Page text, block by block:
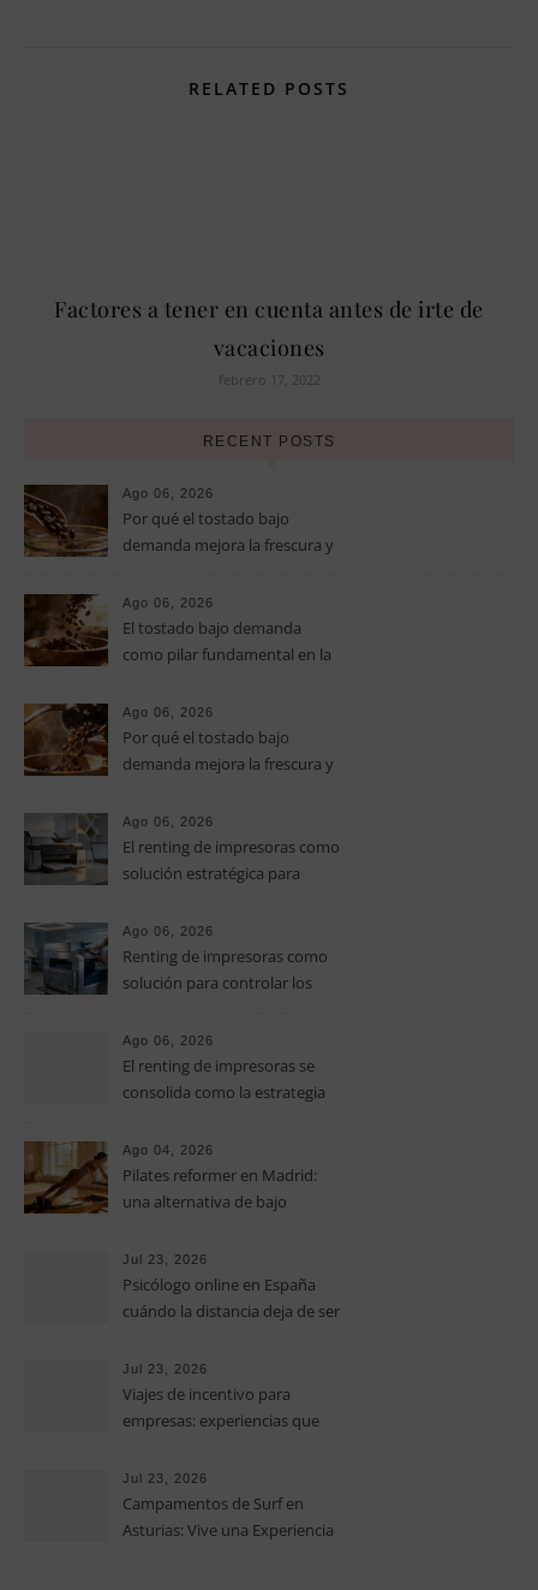
RELATED POSTS
Factores a tener en cuenta antes de irte de
vacaciones
febrero 17, 2022
RECENT POSTS
Ago 06, 2026
Por qué el tostado bajo
demanda mejora la frescura y
especialidad
Ago 06, 2026
El tostado bajo demanda
como pilar fundamental en la
Ago 06, 2026
Por qué el tostado bajo
demanda mejora la frescura y
especialidad
Ago 06, 2026
El renting de impresoras como
solución estratégica para
pymes
Ago 06, 2026
Renting de impresoras como
solución para controlar los
pymes
Ago 06, 2026
El renting de impresoras se
consolida como la estrategia
operativos en las pequeñas y
medianas empresas
Ago 04, 2026
Pilates reformer en Madrid:
una alternativa de bajo
fuerza y movilidad
Jul 23, 2026
Psicólogo online en España
cuándo la distancia deja de ser
terapia
Jul 23, 2026
Viajes de incentivo para
empresas: experiencias que
la oficina
Jul 23, 2026
Campamentos de Surf en
Asturias: Vive una Experiencia